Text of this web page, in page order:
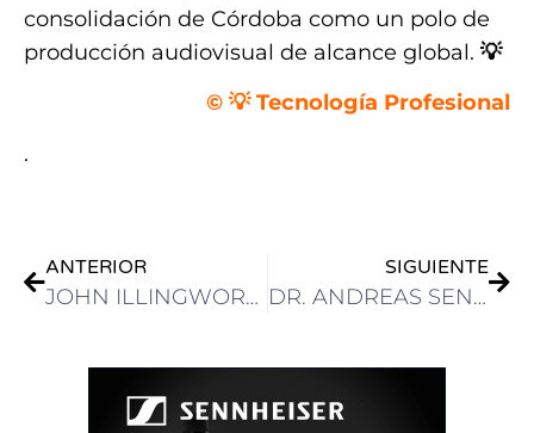
consolidación de Córdoba como un polo de
producción audiovisual de alcance global. 💡
© 💡 Tecnología Profesional
.
ANTERIOR
JOHN ILLINGWORTH ASUME EN PACIFIC BROADBAND NETWORKS (PBN) PARA LOGRAR SU EXPANSION EN EUROPA Y AMÉRICA LATINA
SIGUIENTE
DR. ANDREAS SENNHEISER, CO-CEO DE SENNHEISER: «LA PRESENTACIÓN DE SPECTERA FUE UN HITO»